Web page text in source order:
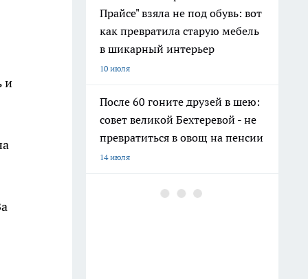
и
Прайсе" взяла не под обувь: вот
как превратила старую мебель
в шикарный интерьер
10 июля
После 60 гоните друзей в шею:
совет великой Бехтеревой - не
превратиться в овощ на пенсии
14 июля
Гигант с нежной душой: как